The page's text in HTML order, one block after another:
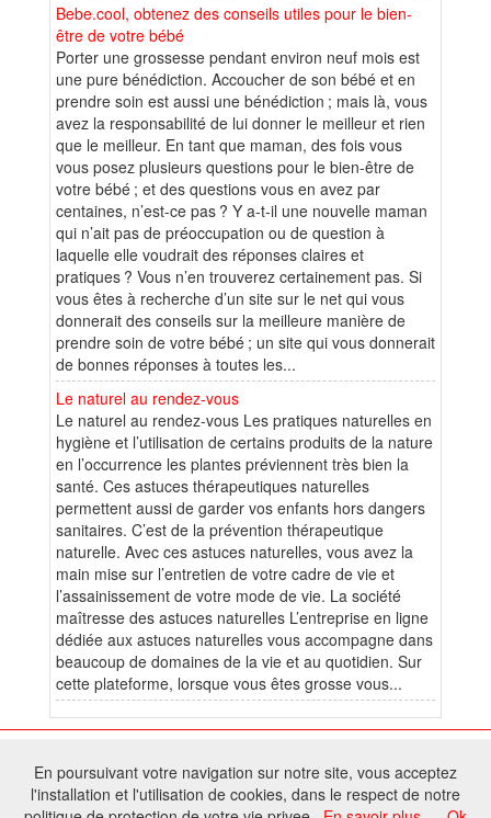
Bebe.cool, obtenez des conseils utiles pour le bien-
être de votre bébé
Porter une grossesse pendant environ neuf mois est
une pure bénédiction. Accoucher de son bébé et en
prendre soin est aussi une bénédiction ; mais là, vous
avez la responsabilité de lui donner le meilleur et rien
que le meilleur. En tant que maman, des fois vous
vous posez plusieurs questions pour le bien-être de
votre bébé ; et des questions vous en avez par
centaines, n’est-ce pas ? Y a-t-il une nouvelle maman
qui n’ait pas de préoccupation ou de question à
laquelle elle voudrait des réponses claires et
pratiques ? Vous n’en trouverez certainement pas. Si
vous êtes à recherche d’un site sur le net qui vous
donnerait des conseils sur la meilleure manière de
prendre soin de votre bébé ; un site qui vous donnerait
de bonnes réponses à toutes les...
Le naturel au rendez-vous
Le naturel au rendez-vous Les pratiques naturelles en
hygiène et l’utilisation de certains produits de la nature
en l’occurrence les plantes préviennent très bien la
santé. Ces astuces thérapeutiques naturelles
permettent aussi de garder vos enfants hors dangers
sanitaires. C’est de la prévention thérapeutique
naturelle. Avec ces astuces naturelles, vous avez la
main mise sur l’entretien de votre cadre de vie et
l’assainissement de votre mode de vie. La société
maîtresse des astuces naturelles L’entreprise en ligne
dédiée aux astuces naturelles vous accompagne dans
beaucoup de domaines de la vie et au quotidien. Sur
cette plateforme, lorsque vous êtes grosse vous...
FontAwesome
Tous droits réservés - Toute reproduction du contenu de ce site, même
En poursuivant votre navigation sur notre site, vous acceptez
l'installation et l'utilisation de cookies, dans le respect de notre